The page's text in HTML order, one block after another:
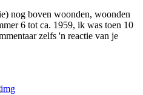
nog boven woonden, woonden
6 tot ca. 1959, ik was toen 10
zelfs 'n reactie van je